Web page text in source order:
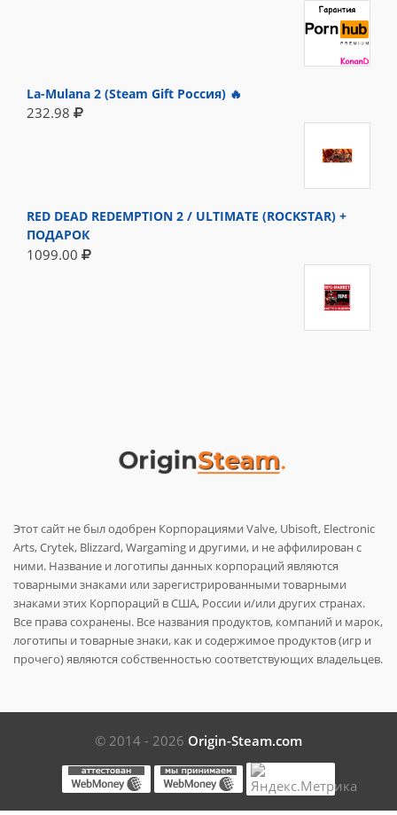
La-Mulana 2 (Steam Gift Россия) 🔥
232.98
RED DEAD REDEMPTION 2 / ULTIMATE (ROCKSTAR) +
ПОДАРОК
1099.00
Этот сайт не был одобрен Корпорациями Valve, Ubisoft, Electronic
Arts, Crytek, Blizzard, Wargaming и другими, и не аффилирован с
ними. Название и логотипы данных корпораций являются
товарными знаками или зарегистрированными товарными
знаками этих Корпораций в США, России и/или других странах.
Все права сохранены. Все названия продуктов, компаний и марок,
логотипы и товарные знаки, как и содержимое продуктов (игр и
прочего) являются собственностью соответствующих владельцев.
© 2014 - 2026 Origin-Steam.com